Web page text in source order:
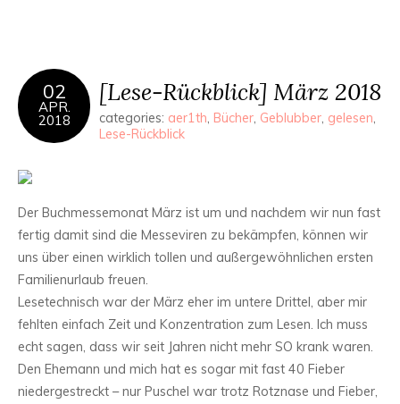
02
APR.
2018
[Lese-Rückblick] März 2018
categories: aer1th, Bücher, Geblubber, gelesen,
Lese-Rückblick
Der Buchmessemonat März ist um und nachdem wir nun fast
fertig damit sind die Messeviren zu bekämpfen, können wir
uns über einen wirklich tollen und außergewöhnlichen ersten
Familienurlaub freuen.
Lesetechnisch war der März eher im untere Drittel, aber mir
fehlten einfach Zeit und Konzentration zum Lesen. Ich muss
echt sagen, dass wir seit Jahren nicht mehr SO krank waren.
Den Ehemann und mich hat es sogar mit fast 40 Fieber
niedergestreckt – nur Puschel war trotz Rotznase und Fieber,